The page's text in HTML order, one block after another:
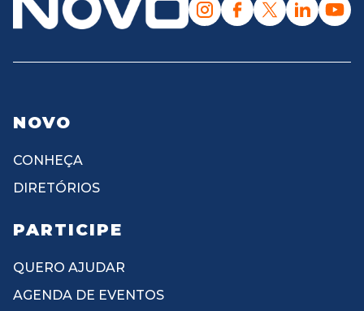
NOVO
CONHEÇA
DIRETÓRIOS
PARTICIPE
QUERO AJUDAR
AGENDA DE EVENTOS